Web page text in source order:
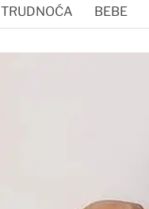
TRUDNOĆA BEBE